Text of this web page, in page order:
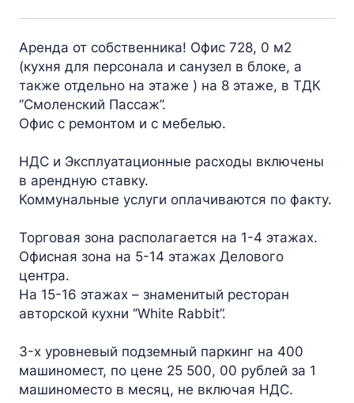
Аренда от собственника! Офис 728, 0 м2
(кухня для персонала и санузел в блоке, а
также отдельно на этаже ) на 8 этаже, в ТДК
‘’Смоленский Пассаж’’.
Офис с ремонтом и с мебелью.
НДС и Эксплуатационные расходы включены
в арендную ставку.
Коммунальные услуги оплачиваются по факту.
Торговая зона располагается на 1-4 этажах.
Офисная зона на 5-14 этажах Делового
центра.
На 15-16 этажах – знаменитый ресторан
авторской кухни ‘’White Rabbit”.
3-х уровневый подземный паркинг на 400
машиномест, по цене 25 500, 00 рублей за 1
машиноместо в месяц, не включая НДС.